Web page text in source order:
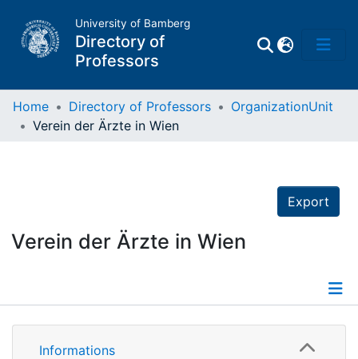
University of Bamberg
Directory of
Professors
Home Directory of Professors
OrganizationUnit
Verein der Ärzte in Wien
Export
Verein der Ärzte in Wien
Details
Informations